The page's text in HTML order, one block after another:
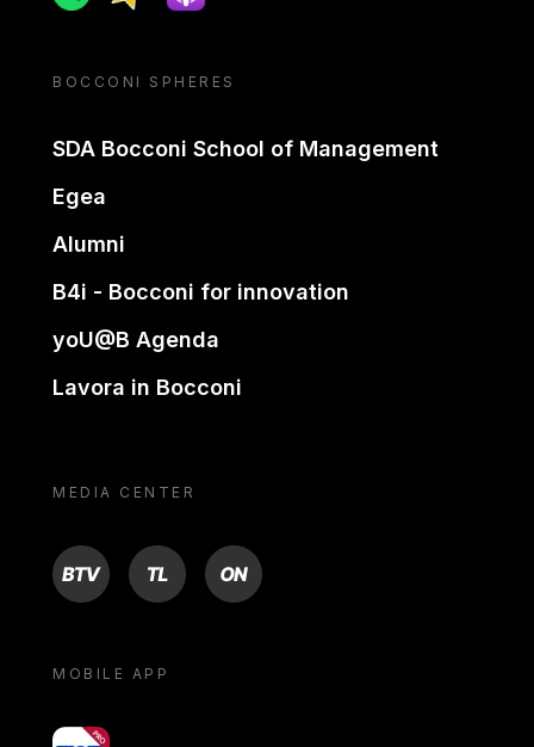
BOCCONI SPHERES
SDA Bocconi School of Management
Egea
Alumni
B4i - Bocconi for innovation
yoU@B Agenda
Lavora in Bocconi
MEDIA CENTER
BTV TL ON
MOBILE APP
yoU@B